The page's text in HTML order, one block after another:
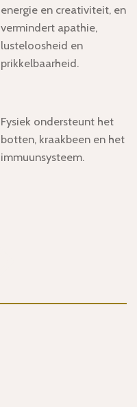
energie en creativiteit, en
vermindert apathie,
lusteloosheid en
prikkelbaarheid.
Fysiek ondersteunt het
botten, kraakbeen en het
immuunsysteem.